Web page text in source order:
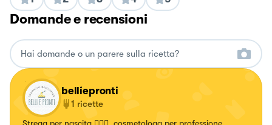
Domande e recensioni
belliepronti
1 ricette